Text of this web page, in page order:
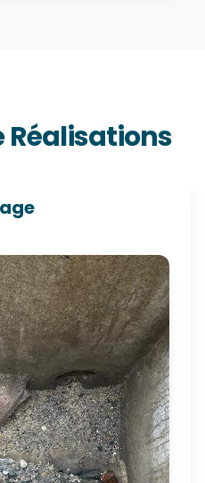
Réalisations